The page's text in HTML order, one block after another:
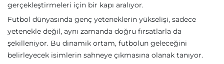
gerçekleştirmeleri için bir kapı aralıyor.
Futbol dünyasında genç yeteneklerin yükselişi, sadece
yetenekle değil, aynı zamanda doğru fırsatlarla da
şekilleniyor. Bu dinamik ortam, futbolun geleceğini
belirleyecek isimlerin sahneye çıkmasına olanak tanıyor.